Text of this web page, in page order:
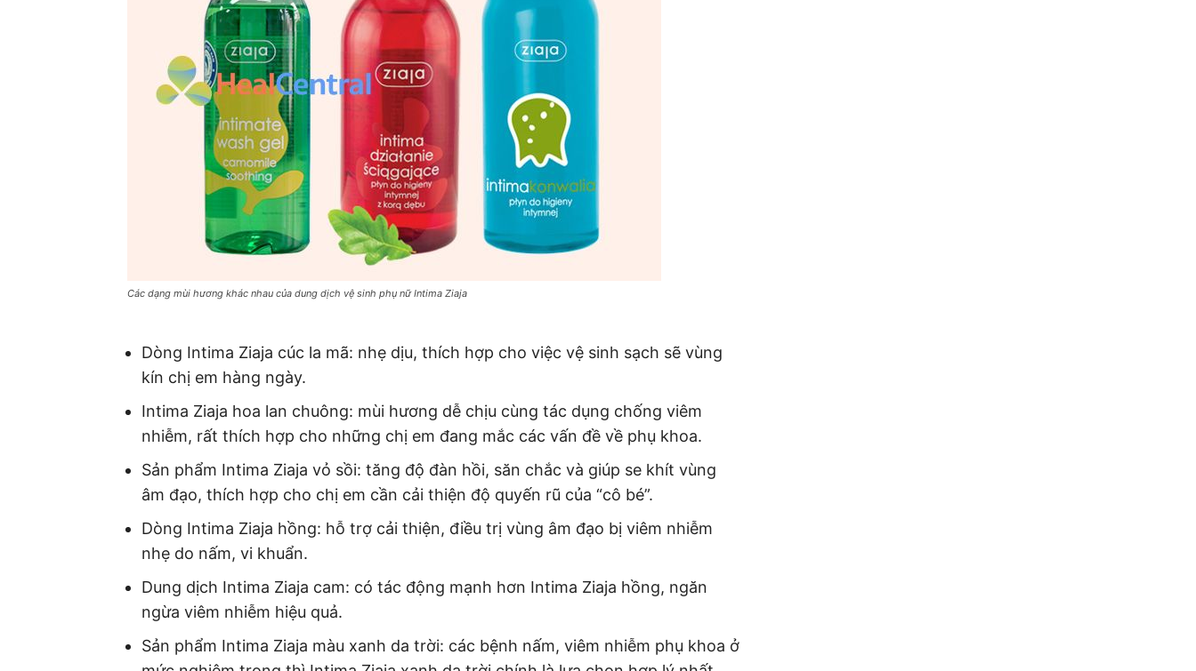
Các dạng mùi hương khác nhau của dung dịch vệ sinh phụ nữ Intima Ziaja
Dòng Intima Ziaja cúc la mã: nhẹ dịu, thích hợp cho việc vệ sinh sạch sẽ vùng
kín chị em hàng ngày.
Intima Ziaja hoa lan chuông: mùi hương dễ chịu cùng tác dụng chống viêm
nhiễm, rất thích hợp cho những chị em đang mắc các vấn đề về phụ khoa.
Sản phẩm Intima Ziaja vỏ sồi: tăng độ đàn hồi, săn chắc và giúp se khít vùng
âm đạo, thích hợp cho chị em cần cải thiện độ quyến rũ của “cô bé”.
Dòng Intima Ziaja hồng: hỗ trợ cải thiện, điều trị vùng âm đạo bị viêm nhiễm
nhẹ do nấm, vi khuẩn.
Dung dịch Intima Ziaja cam: có tác động mạnh hơn Intima Ziaja hồng, ngăn
ngừa viêm nhiễm hiệu quả.
Sản phẩm Intima Ziaja màu xanh da trời: các bệnh nấm, viêm nhiễm phụ khoa ở